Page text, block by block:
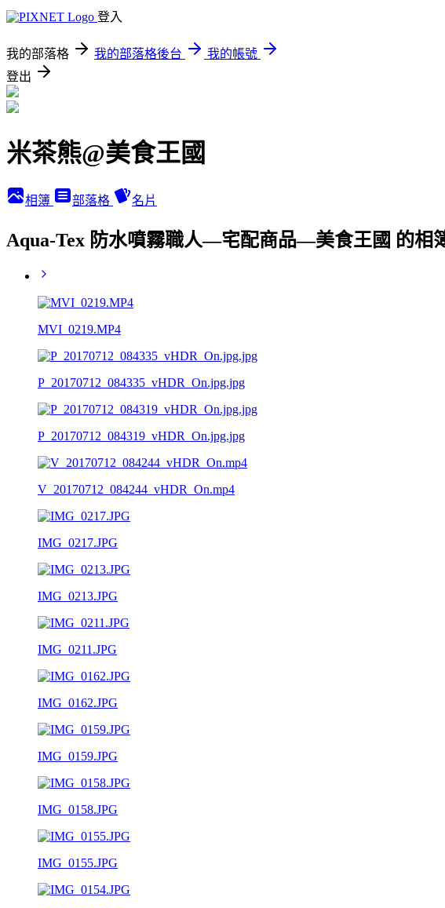
登入
我的部落格 我的部落格後台
我的帳號
登出
米茶熊@美食王國
相簿 部落格 名片
Aqua-Tex 防水噴霧職人—宅配商品—美食王國 的相
MVI_0219.MP4
P_20170712_084335_vHDR_On.jpg.jpg
P_20170712_084319_vHDR_On.jpg.jpg
V_20170712_084244_vHDR_On.mp4
IMG_0217.JPG
IMG_0213.JPG
IMG_0211.JPG
IMG_0162.JPG
IMG_0159.JPG
IMG_0158.JPG
IMG_0155.JPG